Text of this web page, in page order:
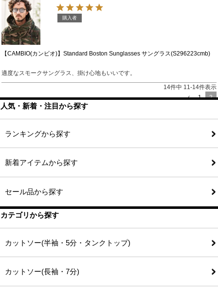
【CAMBIO(カンビオ)】Standard Boston Sunglasses サングラス(S296223cmb)
購入者
適度なスモークサングラス、掛け心地もいいです。
14件中 11-14件表示
1
2
人気・新着・注目から探す
ランキングから探す
新着アイテムから探す
セール品から探す
カテゴリから探す
カットソー(半袖・5分・タンクトップ)
カットソー(長袖・7分)